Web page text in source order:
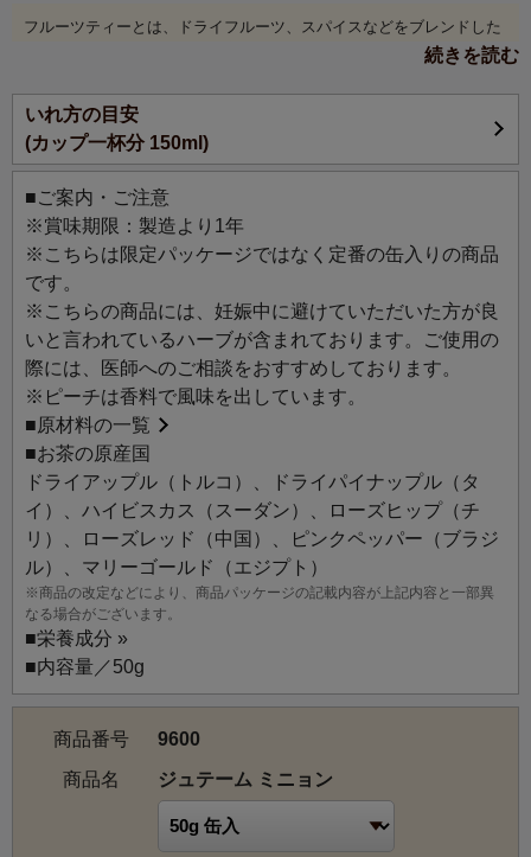
フルーツティーとは、ドライフルーツ、スパイスなどをブレンドした
お茶のこと。ルピシアでは果実本来の味わいに徹底的にこだわり、世
ピーチやパインのみずみずしく甘美な香りに、ハイビスカ
スとローズヒップの穏やかな酸味がアクセント。デザート
感覚で楽しめる、可愛らしいピンク色のフルーツティー。
※このフルーツティーには、お茶は一切入っておらず、ノ
ンカフェインです。
続きを読む
いれ方の目安
(カップ一杯分 150ml)
■ご案内・ご注意
※賞味期限：製造より1年
※こちらは限定パッケージではなく定番の缶入りの商品
です。
※こちらの商品には、妊娠中に避けていただいた方が良
いと言われているハーブが含まれております。ご使用の
際には、医師へのご相談をおすすめしております。
※ピーチは香料で風味を出しています。
■原材料の一覧
■お茶の原産国
ドライアップル（トルコ）、ドライパイナップル（タ
イ）、ハイビスカス（スーダン）、ローズヒップ（チ
リ）、ローズレッド（中国）、ピンクペッパー（ブラジ
ル）、マリーゴールド（エジプト）
※商品の改定などにより、商品パッケージの記載内容が上記内容と一部異
なる場合がございます。
■栄養成分 »
■内容量／50g
商品番号
9600
商品名
ジュテーム ミニョン